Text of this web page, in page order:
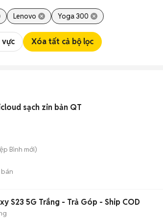
Lenovo Yoga 300
Xóa tất cả bộ lọc
sạch zin bản QT
Bình mới)
S23 5G Trắng - Trả Góp - Ship COD